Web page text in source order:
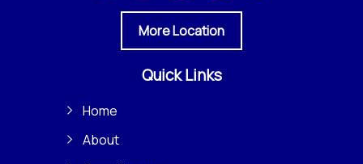
More Location
Quick Links
Home
About